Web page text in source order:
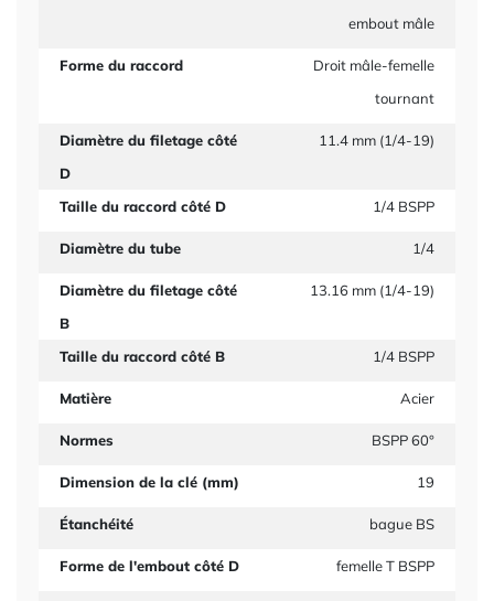
embout mâle
Forme du raccord
Droit mâle-femelle
tournant
Diamètre du filetage côté
D
11.4 mm (1/4-19)
Taille du raccord côté D 1/4 BSPP
Diamètre du tube 1/4
Diamètre du filetage côté
B
13.16 mm (1/4-19)
Taille du raccord côté B 1/4 BSPP
Matière Acier
Normes BSPP 60°
Dimension de la clé (mm) 19
Étanchéité bague BS
Forme de l'embout côté D femelle T BSPP